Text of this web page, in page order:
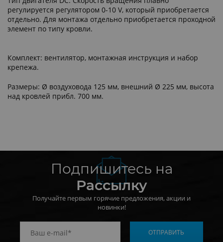
регулируется регулятором 0-10 V, который приобретается
отдельно. Для монтажа отдельно приобретается проходной
элемент по типу кровли.
Комплект: вентилятор, монтажная инструкция и набор
крепежа.
Размеры: Ø воздуховода 125 мм, внешний Ø 225 мм, высота
над кровлей прибл. 700 мм.
Подпишитесь на
Рассылку
Получайте первым горячие предложения, акции и
новинки!